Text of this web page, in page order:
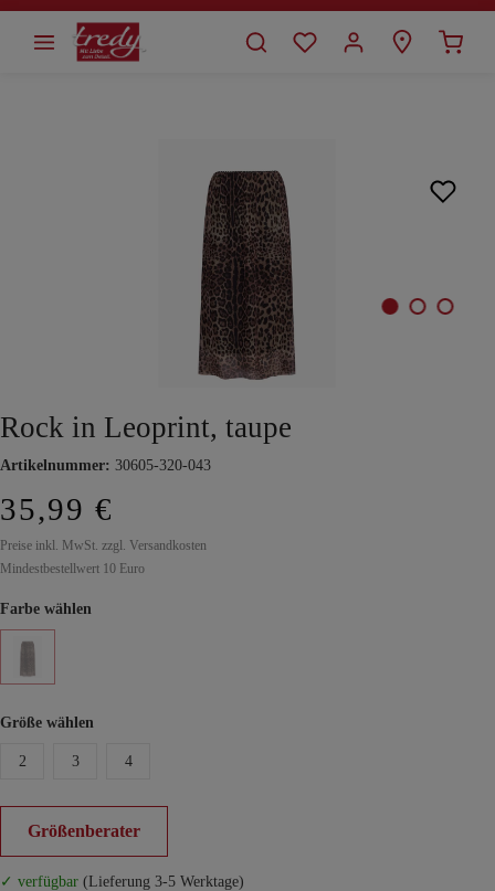
springen
Rock in Leoprint, taupe
Artikelnummer: 30605-320-043
35,99 €
Preise inkl. MwSt. zzgl. Versandkosten
Mindestbestellwert 10 Euro
Farbe wählen
Größe wählen
2 3 4
Größenberater
✓ verfügbar (Lieferung 3-5 Werktage)